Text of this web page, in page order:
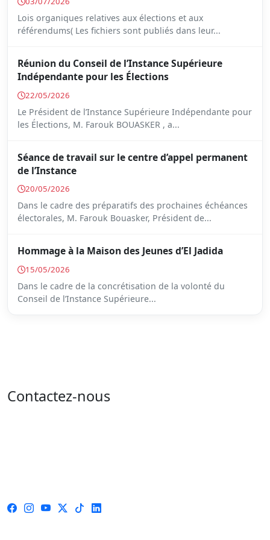
Lois organiques relatives aux élections et aux
référendums( Les fichiers sont publiés dans leur...
Réunion du Conseil de l’Instance Supérieure
Indépendante pour les Élections
22/05/2026
Le Président de l’Instance Supérieure Indépendante pour
les Élections, M. Farouk BOUASKER , a...
Séance de travail sur le centre d’appel permanent
de l’Instance
20/05/2026
Dans le cadre des préparatifs des prochaines échéances
électorales, M. Farouk Bouasker, Président de...
Hommage à la Maison des Jeunes d’El Jadida
15/05/2026
Dans le cadre de la concrétisation de la volonté du
Conseil de l’Instance Supérieure...
Contactez-nous